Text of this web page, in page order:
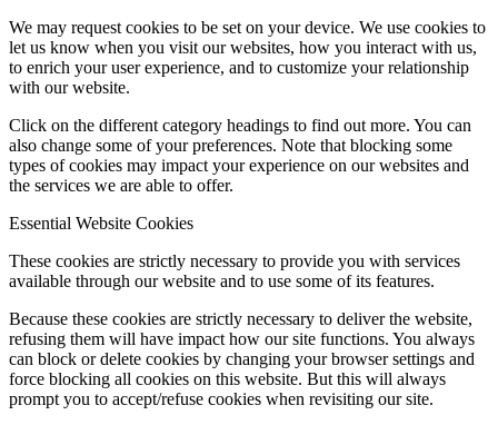
We may request cookies to be set on your device. We use cookies to
let us know when you visit our websites, how you interact with us,
to enrich your user experience, and to customize your relationship
with our website.
Click on the different category headings to find out more. You can
also change some of your preferences. Note that blocking some
types of cookies may impact your experience on our websites and
the services we are able to offer.
Essential Website Cookies
These cookies are strictly necessary to provide you with services
available through our website and to use some of its features.
Because these cookies are strictly necessary to deliver the website,
refusing them will have impact how our site functions. You always
can block or delete cookies by changing your browser settings and
force blocking all cookies on this website. But this will always
prompt you to accept/refuse cookies when revisiting our site.